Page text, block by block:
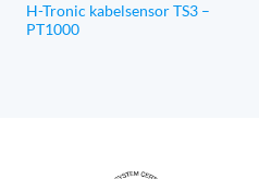
H-Tronic kabelsensor TS3 –
PT1000